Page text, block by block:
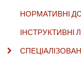
НОРМАТИВНІ
ІНСТРУКТИВНІ